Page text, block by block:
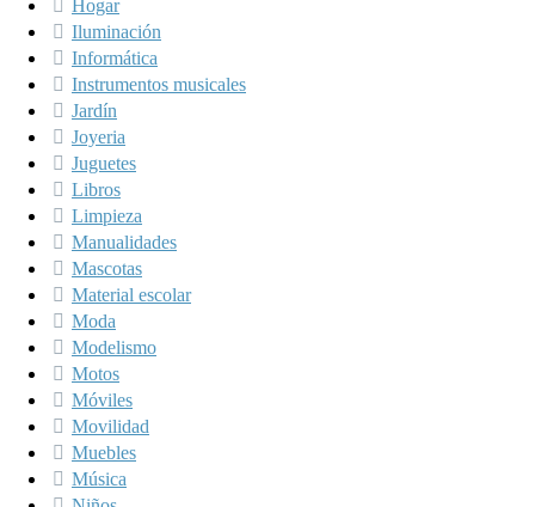
Hogar
Iluminación
Informática
Instrumentos musicales
Jardín
Joyeria
Juguetes
Libros
Limpieza
Manualidades
Mascotas
Material escolar
Moda
Modelismo
Motos
Móviles
Movilidad
Muebles
Música